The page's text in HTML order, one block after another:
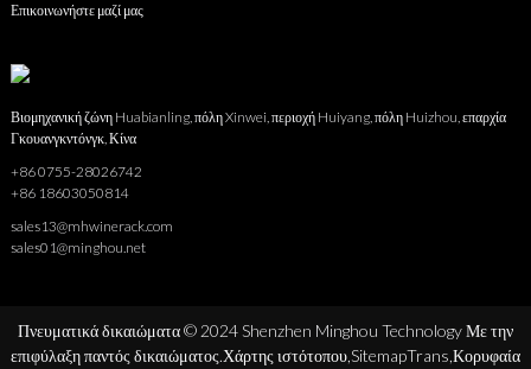
Επικοινωνήστε μαζί μας
Βιομηχανική ζώνη Huabianling, πόλη Xinwei, περιοχή Huiyang, πόλη Huizhou, επαρχία
Γκουανγκντόνγκ, Κίνα
+86 0755-28026742
+86 18603050814
sales13@mhwinerack.com
sales01@minghou.net
Πνευματικά δικαιώματα © 2024 Shenzhen Minghou Technology Με την
επιφύλαξη παντός δικαιώματος.Χάρτης ιστότοπου,SitemapTrans, Κορυφαία